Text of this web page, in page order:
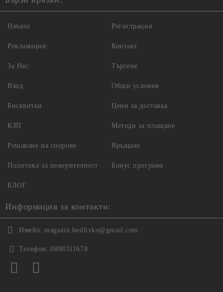
Начало
Рекламации
За Нас
Вход
Регистрация
Контакт
Търсене
Общи условия
Бисквитки
КЗП
Решаване на спорове
Политика за поверителност
Цени за доставка
Методи за плащане
Връщане
Бонус програма
БЛОГ
Информация за контакти:
Имейл: magazin.bodlivko@gmail.com
Телефон: 0888311678